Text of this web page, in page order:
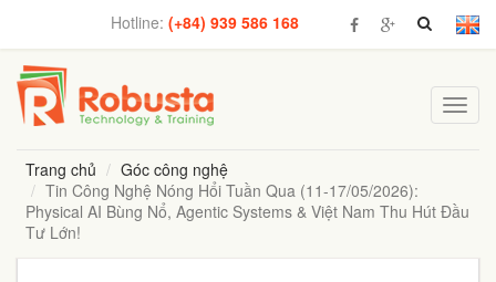
Hotline: (+84) 939 586 168
Trang chủ
Góc công nghệ
Tin Công Nghệ Nóng Hổi Tuần Qua (11-17/05/2026):
Physical AI Bùng Nổ, Agentic Systems & Việt Nam Thu Hút Đầu
Tư Lớn!